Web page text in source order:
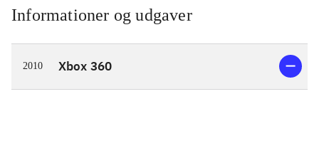
warrior, ranger eller priest, men der
er mulighed for at skifte undervejs. I
løbet af spillet får man endda
mulighed for at forvandle sig til en
drage. Udover de to main quests kan
Informationer og udgaver
2010 Xbox 360